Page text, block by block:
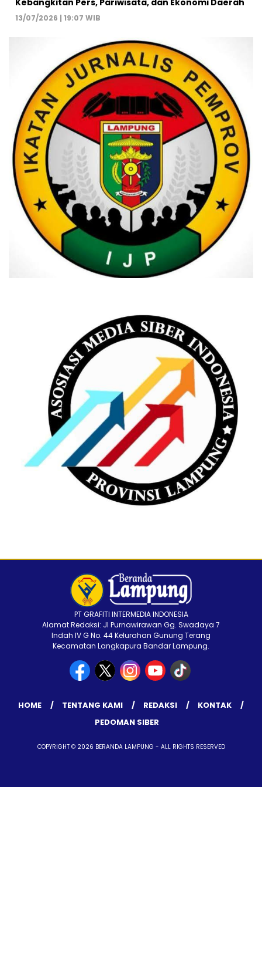
13/07/2026 | 19:07 WIB
PT GRAFITI INTERMEDIA INDONESIA
Alamat Redaksi: Jl Purnawirawan Gg. Swadaya 7
Indah IV G No. 44 Kelurahan Gunung Terang
Kecamatan Langkapura Bandar Lampung.
HOME TENTANG KAMI REDAKSI
KONTAK
PEDOMAN SIBER
COPYRIGHT © 2026 BERANDA LAMPUNG - ALL RIGHTS RESERVED